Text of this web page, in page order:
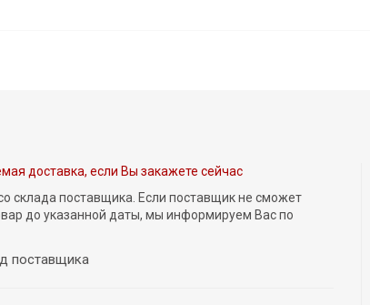
доставка, если Вы закажете сейчас
склада поставщика. Если поставщик не сможет
до указанной даты, мы информируем Вас по
поставщика